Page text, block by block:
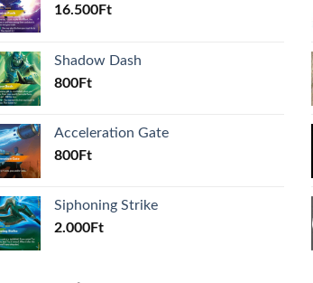
16.500Ft
Shadow Dash
800Ft
Acceleration Gate
800Ft
Siphoning Strike
2.000Ft